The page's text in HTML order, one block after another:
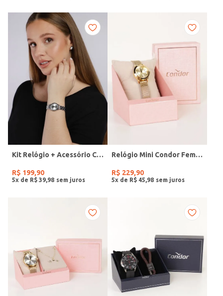
Kit Relógio + Acessório Condor Feminino PRATA
R$ 199,90
5x de R$ 39 98
Relógio Mini Condor Feminino DOURADO
R$ 229,90
5x de R$ 45 98